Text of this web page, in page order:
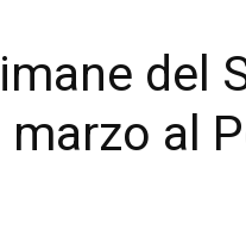
del
al